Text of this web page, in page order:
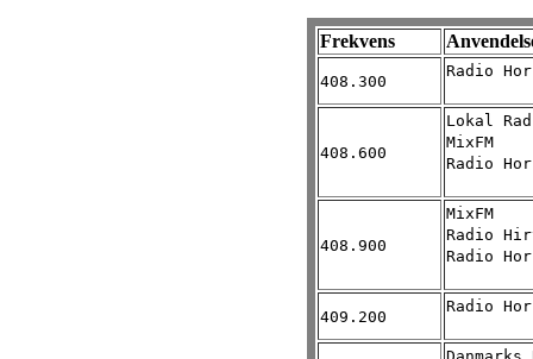
Frekvens
408.300
Radio
408.600
Lokal
MixFM
Radio
408.900
MixFM
Radio
Radio
409.200
Radio